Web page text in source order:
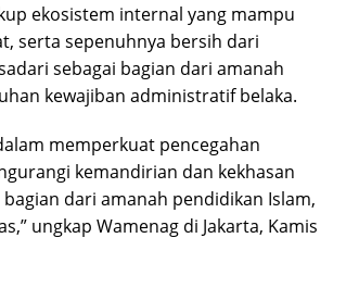
ekosistem internal yang mampu
serta sepenuhnya bersih dari
sebagai bagian dari amanah
kewajiban administratif belaka.
memperkuat pencegahan
kemandirian dan kekhasan
dari amanah pendidikan Islam,
ungkap Wamenag di Jakarta, Kamis